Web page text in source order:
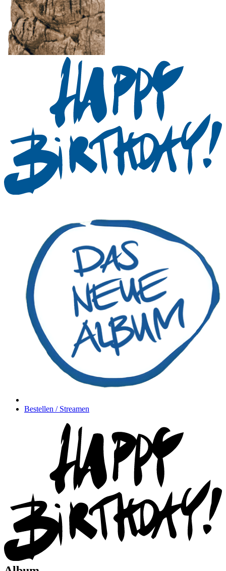
Bestellen / Streamen